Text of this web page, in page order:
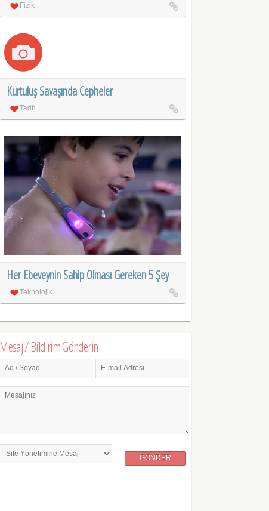
Fizik
Kurtuluş Savaşında Cepheler
Tarih
Her Ebeveynin Sahip Olması Gereken 5 Şey
Teknolojik
Mesaj / Bildirim Gönderin
Ad / Soyad E-mail Adresi
Mesajınız
GÖNDER